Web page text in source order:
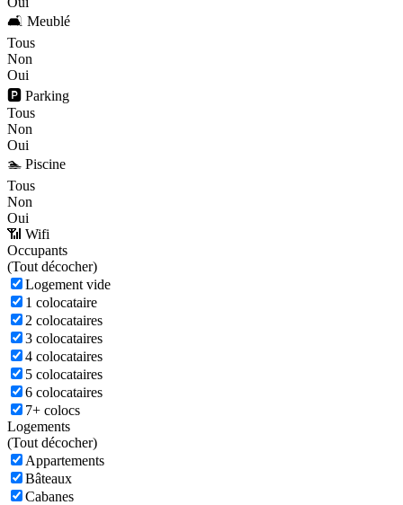
🛋️ Meublé
Tous
Non
Oui
🅿️ Parking
Tous
Non
Oui
🏊 Piscine
Tous
Non
Oui
📶 Wifi
Occupants
(Tout décocher)
Logement vide
1 colocataire
2 colocataires
3 colocataires
4 colocataires
5 colocataires
6 colocataires
7+ colocs
Logements
(Tout décocher)
Appartements
Bâteaux
Cabanes